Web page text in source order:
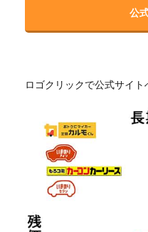
公
ロゴクリックで公式サイト